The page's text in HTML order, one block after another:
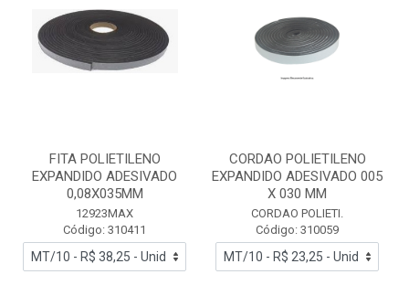
FITA POLIETILENO
EXPANDIDO ADESIVADO
0,08X035MM
12923MAX
Código: 310411
CORDAO POLIETILENO
EXPANDIDO ADESIVADO 005
X 030 MM
CORDAO POLIETI.
Código: 310059